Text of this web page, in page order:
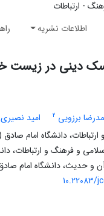
اطلاعات نشریه
دینی در زیست
برزویی 2 امید نصیری
دانشگاه امام
و فرهنگ و ارتباطات،
و حدیث، دانشگاه امام
10.22083/